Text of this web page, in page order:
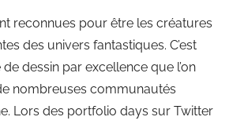
reconnues pour être les créatures
des univers fantastiques. C’est
dessin par excellence que l’on
nombreuses communautés
Lors des portfolio days sur Twitter